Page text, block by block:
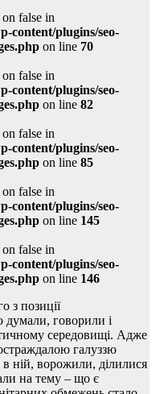
false in
content/plugins/seo-
on line 70
false in
content/plugins/seo-
on line 82
false in
content/plugins/seo-
on line 85
false in
content/plugins/seo-
on line 145
false in
content/plugins/seo-
on line 146
з позиції
думали, говорили і
середовищі. Адже
галуззю
в ній, ворожили, ділилися
на тему – що є